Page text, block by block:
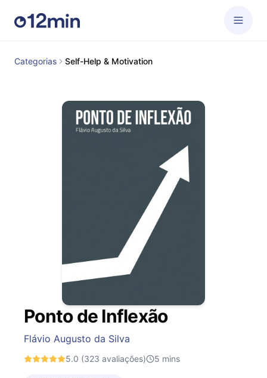
Categorias Self-Help & Motivation
Ponto de Inflexão
Flávio Augusto da Silva
5.0 (323 avaliações) 5 mins